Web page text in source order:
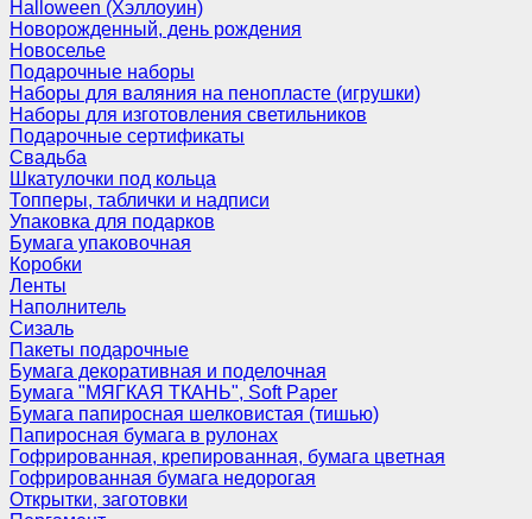
Halloween (Хэллоуин)
Новорожденный, день рождения
Новоселье
Подарочные наборы
Наборы для валяния на пенопласте (игрушки)
Наборы для изготовления светильников
Подарочные сертификаты
Свадьба
Шкатулочки под кольца
Топперы, таблички и надписи
Упаковка для подарков
Бумага упаковочная
Коробки
Ленты
Наполнитель
Сизаль
Пакеты подарочные
Бумага декоративная и поделочная
Бумага "МЯГКАЯ ТКАНЬ", Soft Paper
Бумага папиросная шелковистая (тишью)
Папиросная бумага в рулонах
Гофрированная, крепированная, бумага цветная
Гофрированная бумага недорогая
Открытки, заготовки